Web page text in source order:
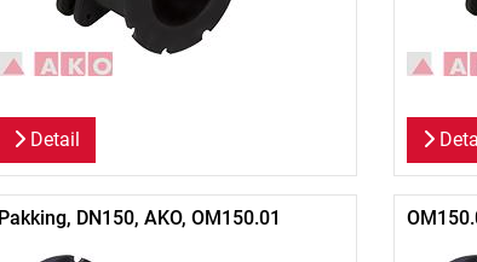
Detail
Pakking, DN150, AKO, OM150.01